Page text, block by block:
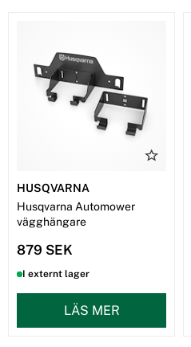
HUSQVARNA
Husqvarna Automower
vägghängare
879 SEK
I externt lager
LÄS MER